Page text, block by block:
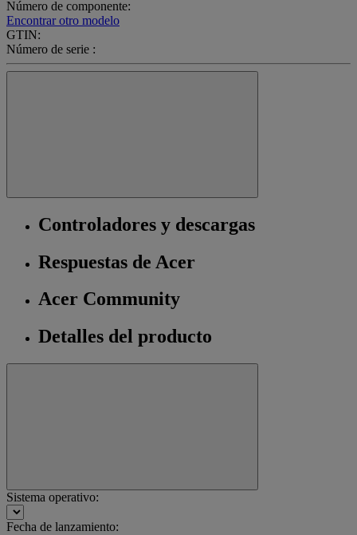
Número de componente:
Encontrar otro modelo
GTIN:
Número de serie :
Controladores y descargas
Respuestas de Acer
Acer Community
Detalles del producto
Sistema operativo:
Fecha de lanzamiento: